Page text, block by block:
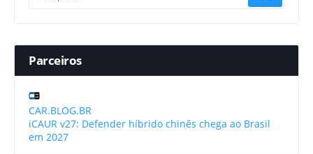
Parceiros
CAR.BLOG.BR
iCAUR v27: Defender híbrido chinês chega ao Brasil
em 2027